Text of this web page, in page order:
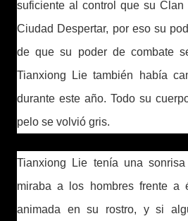
suficiente al control que su Clan
Ciudad Despertar, por eso su
de que su poder de combate
Tianxiong Lie también había
durante este año. Todo su
pelo se volvió gris.
Tianxiong Lie tenía una
miraba a los hombres frente a
animada en su rostro, y si